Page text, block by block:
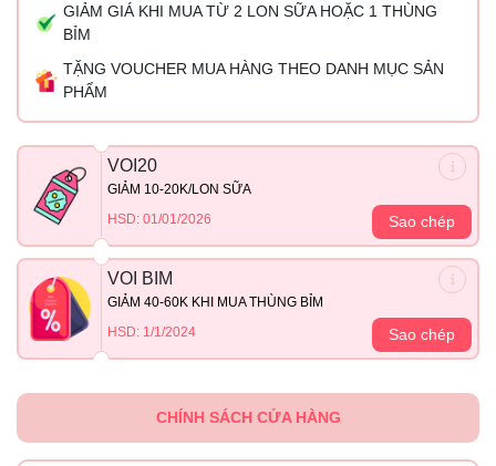
GIẢM GIÁ KHI MUA TỪ 2 LON SỮA HOẶC 1 THÙNG
BỈM
TẶNG VOUCHER MUA HÀNG THEO DANH MỤC SẢN
PHẨM
VOI20
GIẢM 10-20K/LON SỮA
HSD: 01/01/2026
Sao chép
VOI BIM
GIẢM 40-60K KHI MUA THÙNG BỈM
HSD: 1/1/2024
Sao chép
CHÍNH SÁCH CỬA HÀNG